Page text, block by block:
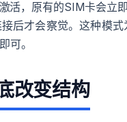
活，原有的SIM卡会立
后才会察觉。这种模
可。
改变结构